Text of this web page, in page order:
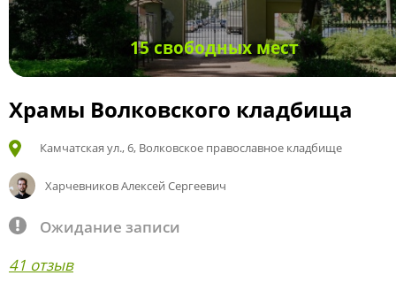
15 свободных мест
Храмы Волковского кладбища
Камчатская ул., 6, Волковское православное кладбище
Харчевников Алексей Сергеевич
Ожидание записи
41 отзыв